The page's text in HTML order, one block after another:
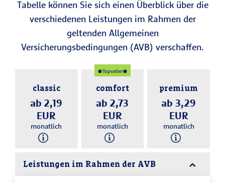
Tabelle können Sie sich einen Überblick über die
verschiedenen Leistungen im Rahmen der
geltenden Allgemeinen
Versicherungsbedingungen (AVB) verschaffen.
classic
ab 2,19
EUR
monatlich
Topseller
comfort
ab 2,73
EUR
monatlich
premium
ab 3,29
EUR
monatlich
Leistungen im Rahmen der AVB